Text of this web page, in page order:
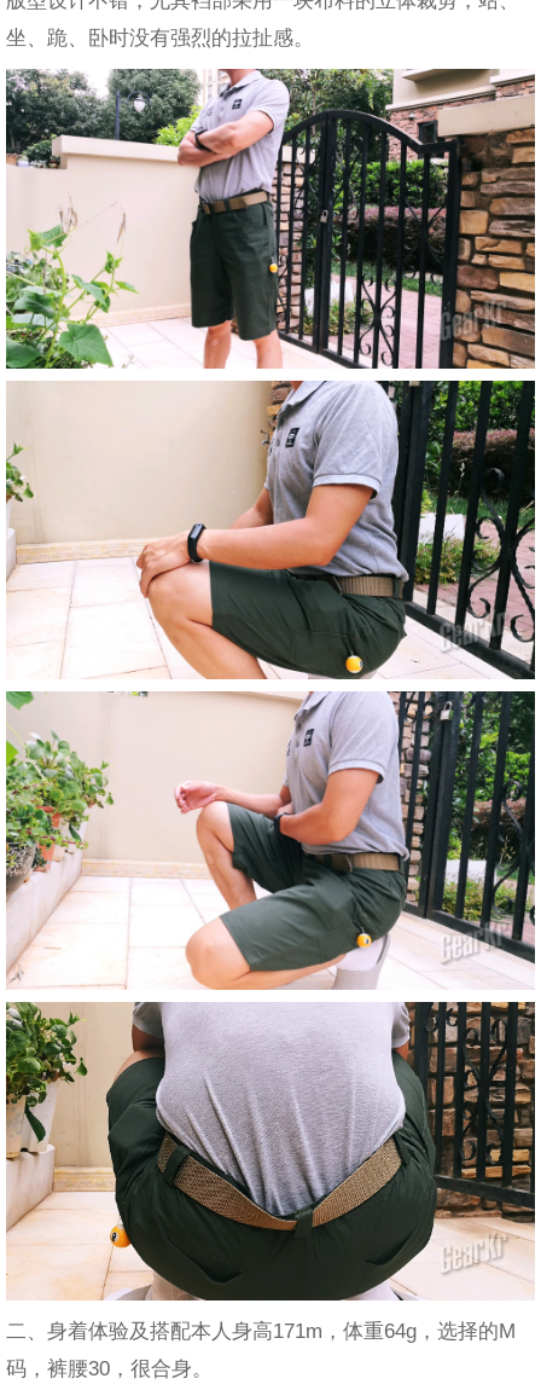
坐、跪、卧时没有强烈的拉扯感。
二、身着体验及搭配本人身高171m，体重64g，选择的M
码，裤腰30，很合身。